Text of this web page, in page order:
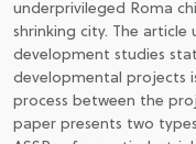
underprivileged Roma
shrinking city. The
development studies
developmental projects
process between the
paper presents two